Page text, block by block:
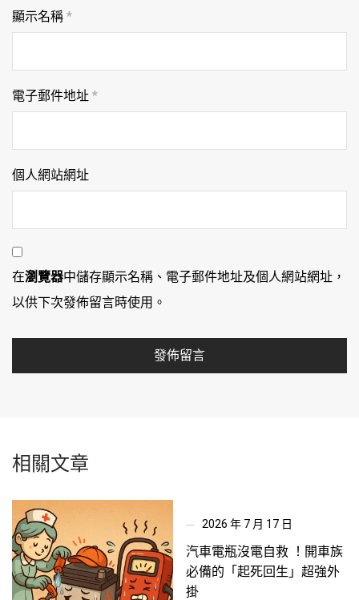
顯示名稱 *
電子郵件地址 *
個人網站網址
在瀏覽器中儲存顯示名稱、電子郵件地址及個人網站網址，
以供下次發佈留言時使用。
相關文章
2026 年 7 月 17 日
汽車電瓶沒電自救 ！開車族
必備的「起死回生」超強外
掛